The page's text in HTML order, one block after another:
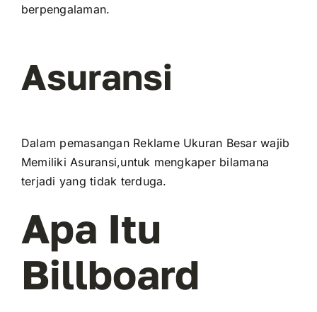
berpengalaman.
Asuransi
Dalam pemasangan Reklame Ukuran Besar wajib
Memiliki Asuransi,untuk mengkaper bilamana
terjadi yang tidak terduga.
Apa Itu
Billboard